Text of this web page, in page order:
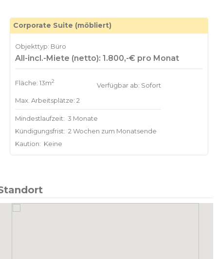
Corporate Suite (möbliert)
Objekttyp: Büro
All-incl.-Miete (netto): 1.800,-€ pro Monat
Fläche: 13m2
Max. Arbeitsplätze: 2
Verfügbar ab: Sofort
Mindestlaufzeit: 3 Monate
Kündigungsfrist: 2 Wochen zum Monatsende
Kaution: Keine